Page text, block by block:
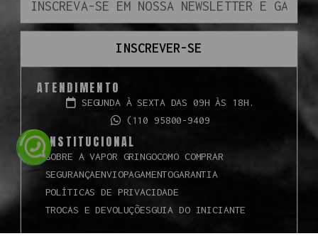
INSCREVER-SE
ATENDIMENTO
SEGUNDA À SEXTA DAS 09H ÀS 18H.
(110 95800-9409
INSTITUCIONAL
SOBRE A VAPOR GRINGOCOMO COMPRAR
SEGURANÇAENVIOPAGAMENTOGARANTIA
POLÍTICAS DE PRIVACIDADE
TROCAS E DEVOLUÇÕESGUIA DO INICIANTE